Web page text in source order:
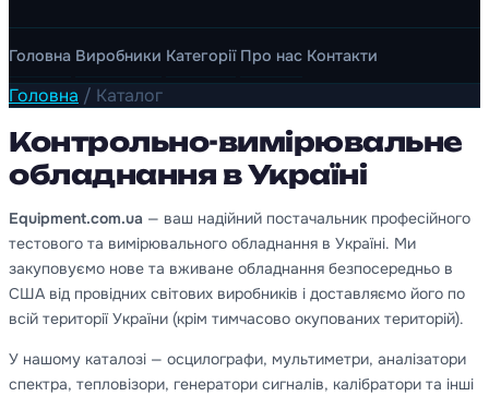
Головна Виробники Категорії Про нас Контакти
Головна / Каталог
Контрольно-вимірювальне
обладнання в Україні
Equipment.com.ua — ваш надійний постачальник професійного
тестового та вимірювального обладнання в Україні. Ми
закуповуємо нове та вживане обладнання безпосередньо в
США від провідних світових виробників і доставляємо його по
всій території України (крім тимчасово окупованих територій).
У нашому каталозі — осцилографи, мультиметри, аналізатори
спектра, тепловізори, генератори сигналів, калібратори та інші